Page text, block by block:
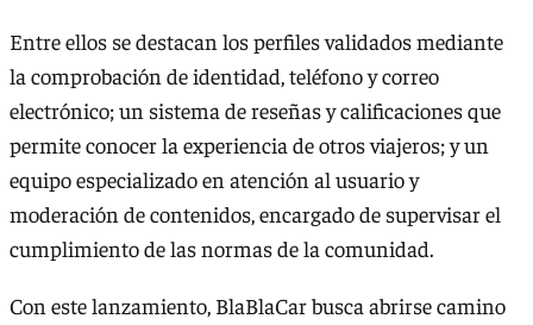
Entre ellos se destacan los perfiles validados mediante
la comprobación de identidad, teléfono y correo
electrónico; un sistema de reseñas y calificaciones que
permite conocer la experiencia de otros viajeros; y un
equipo especializado en atención al usuario y
moderación de contenidos, encargado de supervisar el
cumplimiento de las normas de la comunidad.
Con este lanzamiento, BlaBlaCar busca abrirse camino